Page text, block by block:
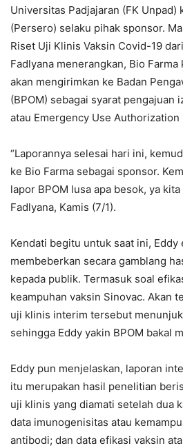
Universitas Padjajaran (FK Unpad)
(Persero) selaku pihak sponsor.
Riset Uji Klinis Vaksin Covid-19
Fadlyana menerangkan, Bio
akan mengirimkan ke Badan
(BPOM) sebagai syarat pengajuan
atau Emergency Use Authorization
“Laporannya selesai hari ini,
ke Bio Farma sebagai sponsor.
lapor BPOM lusa apa besok, ya
Fadlyana, Kamis (7/1).
Kendati begitu untuk saat ini, Eddy
membeberkan secara gamblang
kepada publik. Termasuk soal
keampuhan vaksin Sinovac. Akan
uji klinis interim tersebut
sehingga Eddy yakin BPOM bakal
Eddy pun menjelaskan, laporan
itu merupakan hasil penelitian
uji klinis yang diamati setelah dua
data imunogenisitas atau
antibodi; dan data efikasi vaksin